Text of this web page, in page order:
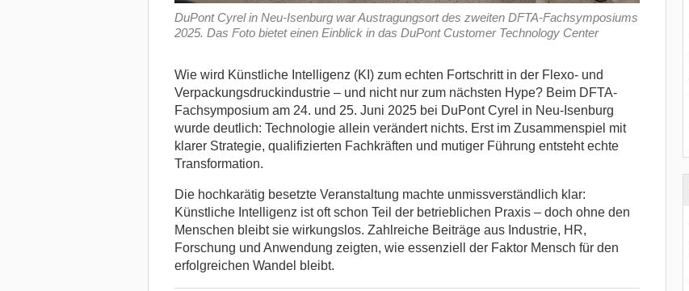
DuPont Cyrel in Neu-Isenburg war Austragungsort des zweiten DFTA-Fachsymposiums
2025. Das Foto bietet einen Einblick in das DuPont Customer Technology Center
Wie wird Künstliche Intelligenz (KI) zum echten Fortschritt in der Flexo- und
Verpackungsdruckindustrie – und nicht nur zum nächsten Hype? Beim DFTA-
Fachsymposium am 24. und 25. Juni 2025 bei DuPont Cyrel in Neu-Isenburg
wurde deutlich: Technologie allein verändert nichts. Erst im Zusammenspiel mit
klarer Strategie, qualifizierten Fachkräften und mutiger Führung entsteht echte
Transformation.
Die hochkarätig besetzte Veranstaltung machte unmissverständlich klar:
Künstliche Intelligenz ist oft schon Teil der betrieblichen Praxis – doch ohne den
Menschen bleibt sie wirkungslos. Zahlreiche Beiträge aus Industrie, HR,
Forschung und Anwendung zeigten, wie essenziell der Faktor Mensch für den
erfolgreichen Wandel bleibt.